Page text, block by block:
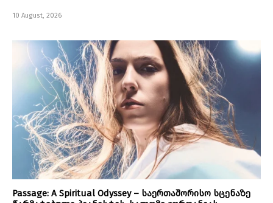
10 August, 2026
Passage: A Spiritual Odyssey – საერთაშორისო სცენაზე